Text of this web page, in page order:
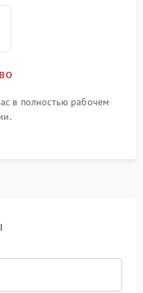
в полностью рабочем